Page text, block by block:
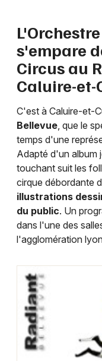
Newsletter des
Artistes en
Actus à Lyon
Magazine à Lyon
Choisir mes
Mon email
s'empare
Circus au
Caluire-et-
C'est à Caluire-et-
Bellevue, que le
temps d'une
Adapté d'un album
touchant suit les
cirque débordante
illustrations
du public. Un
dans l'une des
l'agglomération